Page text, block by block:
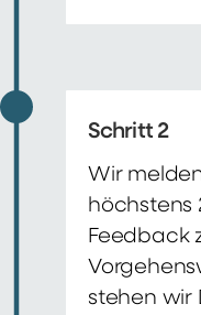
Schritt 2
Wir
höchstens
Feedback
stehen wir